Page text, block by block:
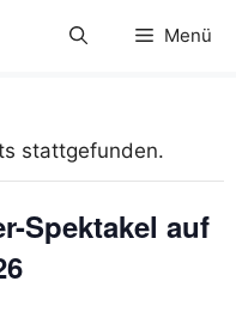
Menü
stattgefunden.
Spektakel auf